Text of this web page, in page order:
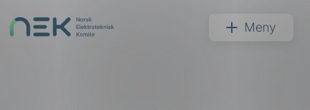
NEK Meny